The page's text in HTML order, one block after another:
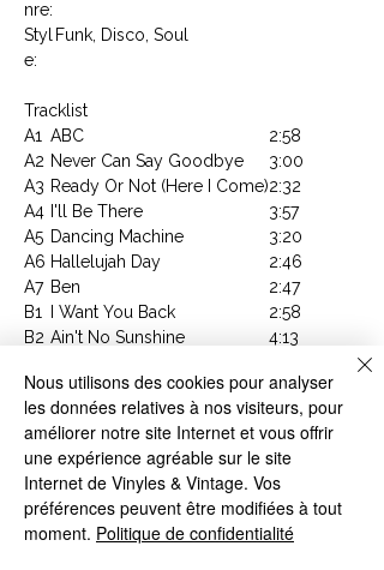
nre:
Styl
e:
Funk, Disco, Soul
Tracklist
A1 ABC
2:58
A2 Never Can Say Goodbye
3:00
A3 Ready Or Not (Here I Come)2:32
A4 I'll Be There
3:57
A5 Dancing Machine
3:20
A6 Hallelujah Day
2:46
A7 Ben
2:47
B1
I Want You Back
2:58
B2 Ain't No Sunshine
4:13
B4 Rockin' Robin
2:31
B5 My Girl
3:08
B6 You've Got A Friend 4:55
Article : 060244549604
Code Barre : 602445496044
Nous utilisons des cookies pour analyser
les données relatives à nos visiteurs, pour
améliorer notre site Internet et vous offrir
une expérience agréable sur le site
Internet de Vinyles & Vintage. Vos
préférences peuvent être modifiées à tout
moment. Politique de confidentialité